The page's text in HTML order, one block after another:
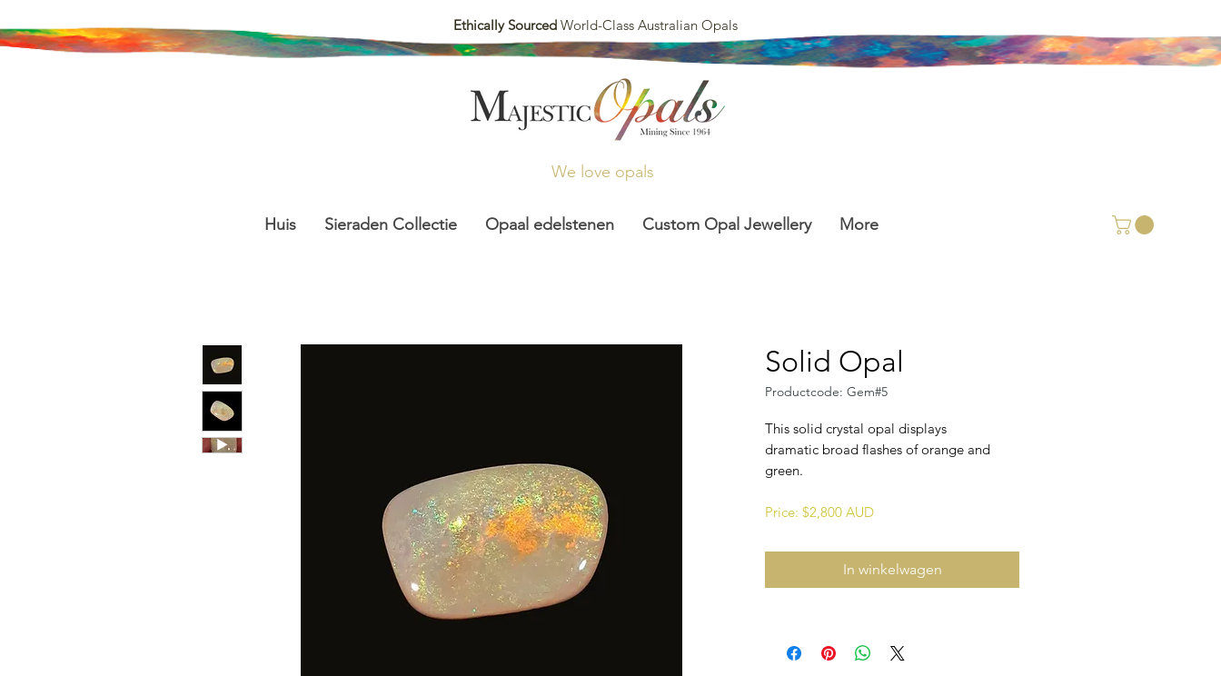
Ethically Sourced World-Class Australian Opals
We love opals
Huis Sieraden Collectie Opaal edelstenen Custom Opal Jewellery More
Solid Opal
Productcode: Gem#5
This solid crystal opal displays
dramatic broad flashes of orange and
green.
Price: $2,800 AUD
In winkelwagen